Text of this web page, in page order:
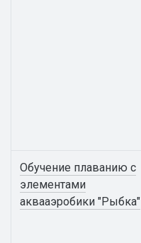
Обучение плаванию с
элементами
аквааэробики "Рыбка"